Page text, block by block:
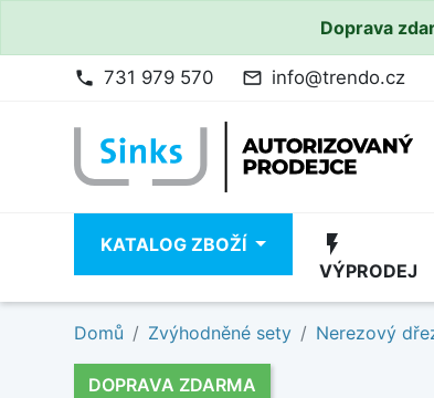
Doprava
phone 731 979 570 mail_outline info@trendo.cz
KATALOG ZBOŽÍ flash_on
VÝPRODEJ
Domů Zvýhodněné sety Nerezový
DOPRAVA ZDARMA